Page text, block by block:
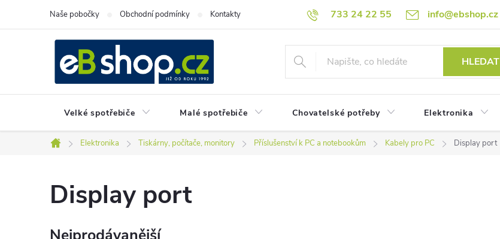
733 24 22 55 info@ebshop.cz
Naše pobočky Obchodní podmínky Kontakty
HLEDAT
Velké spotřebiče Malé spotřebiče Chovatelské potřeby Elektronika
Domů
Elektronika Tiskárny, počítače, monitory Příslušenství k PC a notebookům Kabely pro PC Display port
Display port